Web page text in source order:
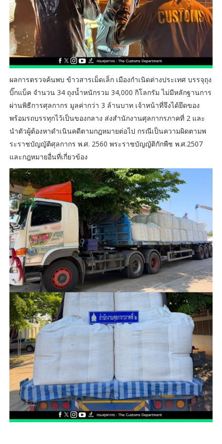
ผลการตรวจค้นพบ ข้าวสารเม็ดเล็ก เมืองกำเนิดต่างประเทศ บรรจุถุง
บิ๊กแบ็ค จำนวน 34 ถุงน้ำหนักรวม 34,000 กิโลกรัม ไม่มีหลักฐานการ
ผ่านพิธีการศุลกากร มูลค่ากว่า 3 ล้านบาท เจ้าหน้าที่จึงได้ยึดของ
พร้อมรถบรรทุกไว้เป็นของกลาง ส่งสำนักงานศุลกากรภาคที่ 2 และ
นำตัวผู้ต้องหาดำเนินคดีตามกฎหมายต่อไป กรณีเป็นความผิดตามพ
ระราชบัญญัติศุลกากร พ.ศ. 2560 พระราชบัญญัติกักพืช พ.ศ.2507
และกฎหมายอื่นที่เกี่ยวข้อง